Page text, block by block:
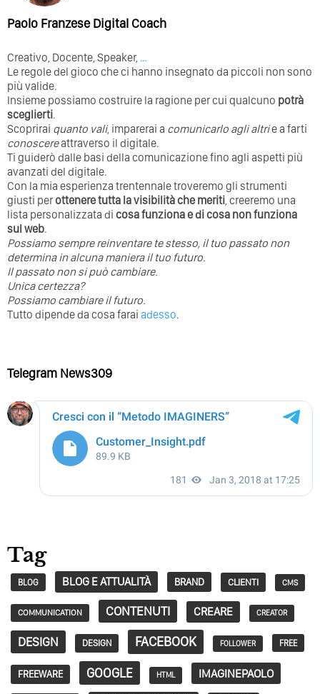
Paolo Franzese Digital Coach
Creativo, Docente, Speaker, …
Le regole del gioco che ci hanno insegnato da piccoli non sono
più valide.
Insieme possiamo costruire la ragione per cui qualcuno potrà
sceglierti.
Scoprirai quanto vali, imparerai a comunicarlo agli altrie a farti
conoscereattraverso il digitale.
Ti guiderò dalle basi della comunicazione fino agli aspetti più
avanzati del digitale.
Con la mia esperienza trentennale troveremo gli strumenti
giusti perottenere tutta la visibilità che meriti, creeremo una
lista personalizzata di cosa funziona e di cosa non funziona
sul web.
Possiamo sempre reinventare te stesso, il tuo passato non
determina in alcuna maniera il tuo futuro. ⁣
⁣Il passato non si può cambiare.
Unica certezza?
Possiamo cambiare il futuro.
Tutto dipende da cosa farai adesso.
Telegram News309
Tag
BLOG BLOG E ATTUALITÀ BRAND CLIENTI CMS
COMMUNICATION CONTENUTI CREARE CREATOR
DESIGN DESIGN FACEBOOK FOLLOWER FREE
FREEWARE GOOGLE HTML IMAGINEPAOLO